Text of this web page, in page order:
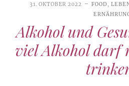
31. OKTOBER 2022 FOOD,
Alkohol und
viel Alkohol darf